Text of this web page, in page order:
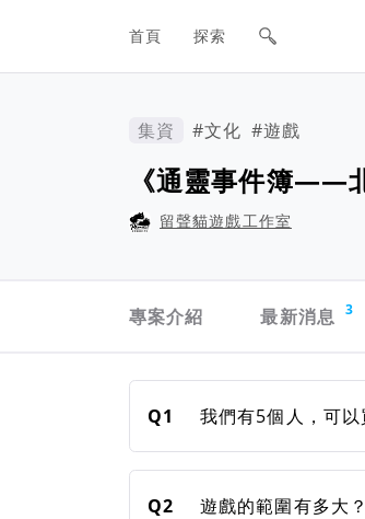
網站主要導航欄
首頁 探索
集資 #文化 #遊戲
《通靈事件簿——
留聲貓遊戲工作室
專案介紹
最新消息 3
Q1
我們有5個人，可以
Q2 遊戲的範圍有多大？